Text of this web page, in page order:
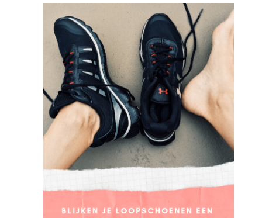
Saucony
Progrid